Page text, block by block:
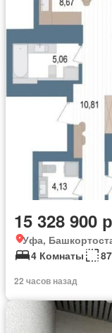
15 328 900
Уфа,
4 Комнаты
22 часов назад